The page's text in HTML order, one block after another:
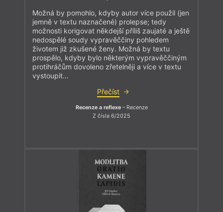
Možná by pomohlo, kdyby autor více použil (jen
jemně v textu naznačené) prolepse; tedy
možnosti korigovat někdejší příliš zaujaté a ještě
nedospělé soudy vypravěččiny pohledem
životem již zkušené ženy. Možná by textu
prospělo, kdyby bylo některým vypravěččiným
protihráčům dovoleno zřetelněji a více v textu
vystoupit…
Přečíst
Recenze a reflexe– Recenze
Z čísla 6/2025